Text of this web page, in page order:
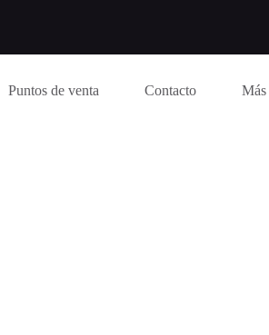
Puntos de venta Contacto Más